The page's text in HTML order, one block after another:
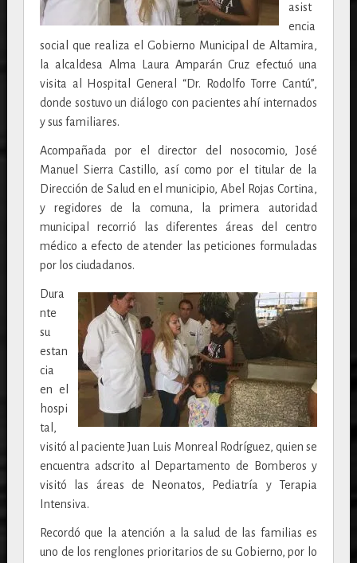
asist
encia
social que realiza el Gobierno Municipal de Altamira,
la alcaldesa Alma Laura Amparán Cruz efectuó una
visita al Hospital General “Dr. Rodolfo Torre Cantú”,
donde sostuvo un diálogo con pacientes ahí internados
y sus familiares.
Acompañada por el director del nosocomio, José
Manuel Sierra Castillo, así como por el titular de la
Dirección de Salud en el municipio, Abel Rojas Cortina,
y regidores de la comuna, la primera autoridad
municipal recorrió las diferentes áreas del centro
médico a efecto de atender las peticiones formuladas
por los ciudadanos.
Dura
nte
su
estan
cia
en el
hospi
tal,
visitó al paciente Juan Luis Monreal Rodríguez, quien se
encuentra adscrito al Departamento de Bomberos y
visitó las áreas de Neonatos, Pediatría y Terapia
Intensiva.
Recordó que la atención a la salud de las familias es
uno de los renglones prioritarios de su Gobierno, por lo